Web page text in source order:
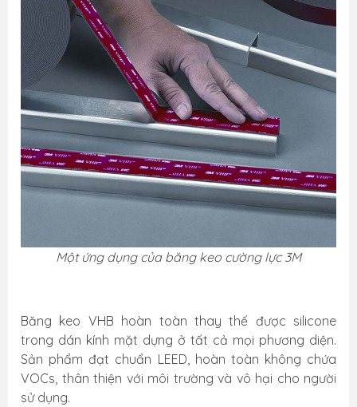
Một ứng dụng của băng keo cường lực 3M
Băng keo VHB hoàn toàn thay thế được silicone
trong dán kính mặt dựng ở tất cả mọi phương diện.
Sản phẩm đạt chuẩn LEED, hoàn toàn không chứa
VOCs, thân thiện với môi trường và vô hại cho người
sử dụng.